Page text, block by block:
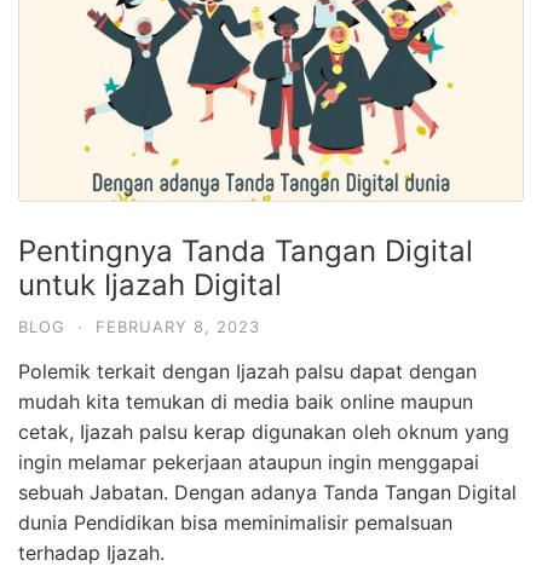
Pentingnya Tanda Tangan Digital
untuk Ijazah Digital
BLOG · FEBRUARY 8, 2023
Polemik terkait dengan Ijazah palsu dapat dengan
mudah kita temukan di media baik online maupun
cetak, Ijazah palsu kerap digunakan oleh oknum yang
ingin melamar pekerjaan ataupun ingin menggapai
sebuah Jabatan. Dengan adanya Tanda Tangan Digital
dunia Pendidikan bisa meminimalisir pemalsuan
terhadap Ijazah.